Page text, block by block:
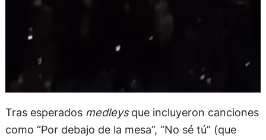
Tras esperados medleysque incluyeron canciones
como “Por debajo de la mesa”, “No sé tú” (que